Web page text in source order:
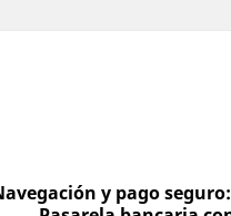
y pago